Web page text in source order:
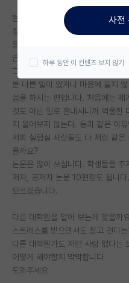
미국 대학원 합격 후기 게
대학원생 모집 게시판
연구실(PI) 홍보 게시판
석박사 채용 정보 게시판
임용 정보 게시판
학부 인턴 게시판
취업 게시판
PI 전용 게시판
인문사회 계열 게시판
특수/전문대학원 게시판
현재 정출연에서 학연과정(석사과
정출연이라 일이 많은건 이해합니다..
몸이 힘든건 언제든 할 수 있다고
근합니다.
그런데 제 지도박사님이 실험적인
분 나쁜 일이 있거나 마음에 들지
씀을 하시는 편입니다. 처음에는
것도 아닌 일로 혼내시니까 억울한
지 물어보지 않는다. 등과 같은 이유
저희 실험실 사람들도 다 저랑 같
을까요?
논문은 많이 쓰십니다. 학생들을
저자, 공저자 논문 10편정도 됩니
모르겠습니다.
다른 대학원을 알아 보는게 맞을까
스트레스를 받으면서도 참고 견디
다른 대학원가도 저런 사람 없다는
어떻게 해야할지 막막합니다
도와주세요
사전
하루 동안 이 컨텐츠 보지 않기